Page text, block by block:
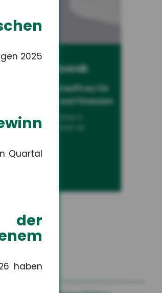
2025
Quartal
der
haben
Leonie Nowak
Auszubildende Kauffrau für
und Finanzen
+49 3671 6743-22